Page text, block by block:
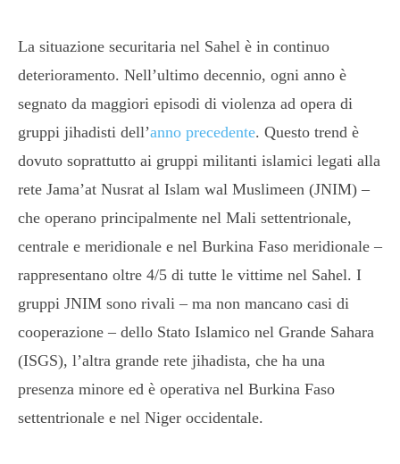
La situazione securitaria nel Sahel è in continuo
deterioramento. Nell’ultimo decennio, ogni anno è
segnato da maggiori episodi di violenza ad opera di
gruppi jihadisti dell’anno precedente. Questo trend è
dovuto soprattutto ai gruppi militanti islamici legati alla
rete Jama’at Nusrat al Islam wal Muslimeen (JNIM) –
che operano principalmente nel Mali settentrionale,
centrale e meridionale e nel Burkina Faso meridionale –
rappresentano oltre 4/5 di tutte le vittime nel Sahel. I
gruppi JNIM sono rivali – ma non mancano casi di
cooperazione – dello Stato Islamico nel Grande Sahara
(ISGS), l’altra grande rete jihadista, che ha una
presenza minore ed è operativa nel Burkina Faso
settentrionale e nel Niger occidentale.